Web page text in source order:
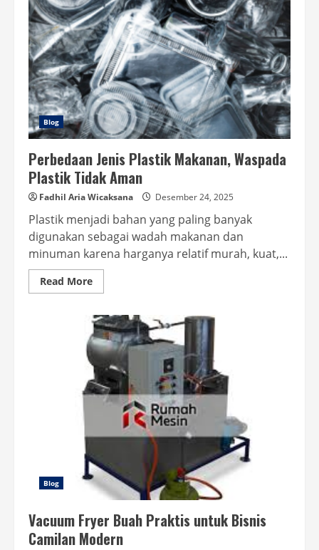
Blog
Perbedaan Jenis Plastik Makanan, Waspada
Plastik Tidak Aman
Fadhil Aria Wicaksana Desember 24, 2025
Plastik menjadi bahan yang paling banyak
digunakan sebagai wadah makanan dan
minuman karena harganya relatif murah, kuat,...
Read MoreRead
more
Jenis
Plastik
Makanan,
Waspada
Plastik
Tidak
Aman
Blog
Vacuum Fryer Buah Praktis untuk Bisnis
Camilan Modern